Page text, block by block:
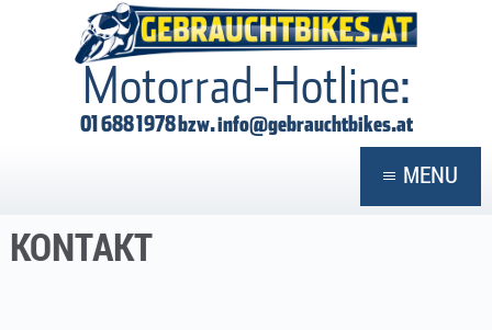
GEBRAUCHTBIKES
Motorrad-Hotline:
01 688 1978 bzw.info@gebrauchtbikes.at
MENU
KONTAKT